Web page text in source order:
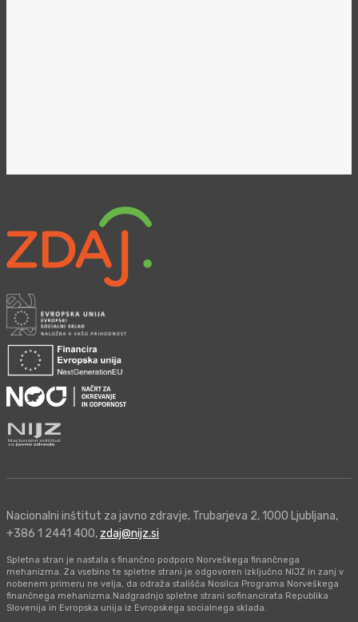
Nacionalni inštitut za javno zdravje, Trubarjeva 2, 1000 Ljubljana,
+386 1 2441 400, zdaj@nijz.si
Spletna stran je nastala s finančno podporo Norveškega finančnega
mehanizma. Za vsebino te spletne strani je odgovoren izključno NIJZ in zanj v
nobenem primeru ne velja, da odraža stališča Nosilca Programa Norveškega
finančnega mehanizma.Nadgradnjo spletne strani sofinancirata Republika
Slovenija in Evropska unija iz Evropskega socialnega sklada.